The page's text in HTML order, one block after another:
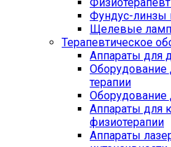
Фундус-линзы
Щелевые
Терапевтическое
Аппараты для
Оборудование
терапии
Оборудование
Аппараты для
физиотерапии
Аппараты